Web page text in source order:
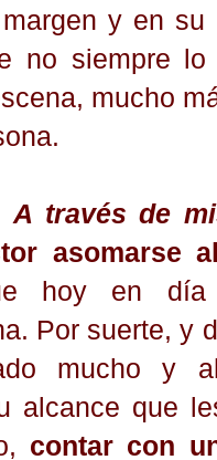
y en
no siempre
mucho
A través de
asomarse
hoy en día
Por suerte, y
mucho y
alcance que
contar con